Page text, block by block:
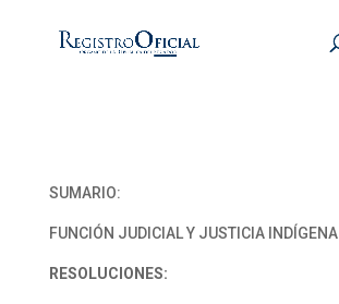
SUMARIO:
FUNCIÓN JUDICIAL Y JUSTICIA INDÍGENA
RESOLUCIONES: